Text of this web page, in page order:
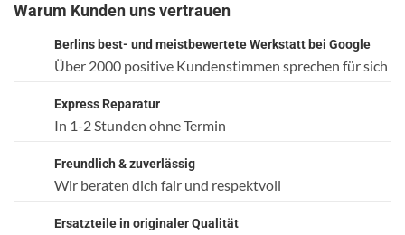
Warum Kunden uns vertrauen
Berlins best- und meistbewertete Werkstatt bei Google
Über 2000 positive Kundenstimmen sprechen für sich
Express Reparatur
In 1-2 Stunden ohne Termin
Freundlich & zuverlässig
Wir beraten dich fair und respektvoll
Ersatzteile in originaler Qualität